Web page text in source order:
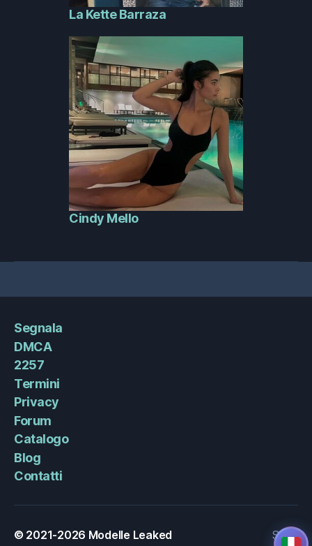
La Kette Barraza
Cindy Mello
Segnala
DMCA
2257
Termini
Privacy
Forum
Catalogo
Blog
Contatti
© 2021-2026 Modelle Leaked Su↑